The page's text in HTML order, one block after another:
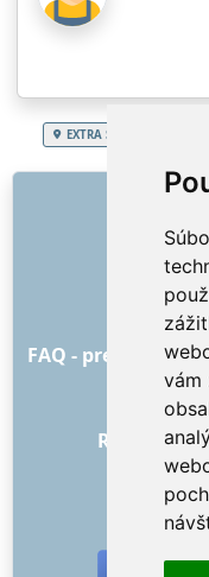
vám
EXTRA SERVICES
FAQ - pre
Recenzie